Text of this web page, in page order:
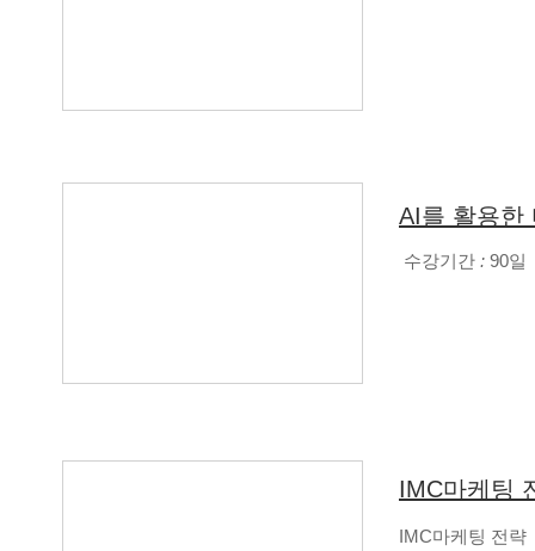
AI를 활용한
수강기간 : 90일
IMC마케팅
IMC마케팅 전략